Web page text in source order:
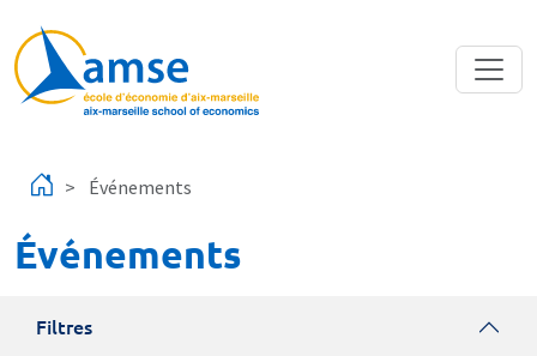
Événements
Événements
Filtres